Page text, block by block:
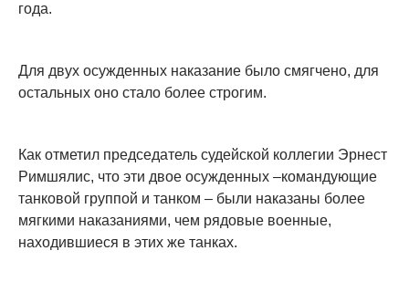
года.
Для двух осужденных наказание было смягчено, для
остальных оно стало более строгим.
Как отметил председатель судейской коллегии Эрнест
Римшялис, что эти двое осужденных –командующие
танковой группой и танком – были наказаны более
мягкими наказаниями, чем рядовые военные,
находившиеся в этих же танках.